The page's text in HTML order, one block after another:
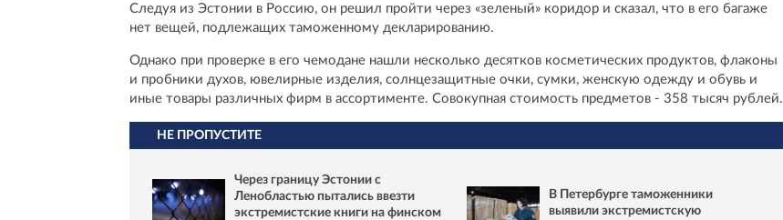
Следуя из Эстонии в Россию, он решил пройти через «зеленый» коридор и сказал, что в его багаже
нет вещей, подлежащих таможенному декларированию.
Однако при проверке в его чемодане нашли несколько десятков косметических продуктов, флаконы
и пробники духов, ювелирные изделия, солнцезащитные очки, сумки, женскую одежду и обувь и
иные товары различных фирм в ассортименте. Совокупная стоимость предметов - 358 тысяч рублей.
НЕ ПРОПУСТИТЕ
Через границу Эстонии с
Ленобластью пытались ввезти
экстремистские книги на финском
В Петербурге таможенники
выявили экстремистскую